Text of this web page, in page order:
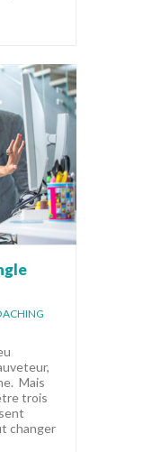
Mais
trois
changer